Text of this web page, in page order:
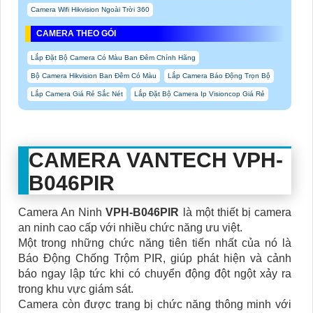
Camera Wifi Hikvision Ngoài Trời 360
CAMERA THEO GÓI
Lắp Đặt Bộ Camera Có Màu Ban Đêm Chính Hãng
Bộ Camera Hikvision Ban Đêm Có Màu Lắp Camera Báo Động Trọn Bộ
Lắp Camera Giá Rẻ Sắc Nét Lắp Đặt Bộ Camera Ip Visioncop Giá Rẻ
CAMERA VANTECH VPH-
B046PIR
Camera An NinhVPH-B046PIR là một thiết bị camera
an ninh cao cấp với nhiều chức năng ưu việt.
Một trong những chức năng tiên tiến nhất của nó là
Báo Động Chống Trộm PIR, giúp phát hiện và cảnh
báo ngay lập tức khi có chuyển động đột ngột xảy ra
trong khu vực giám sát.
Camera còn được trang bị chức năng thông minh với